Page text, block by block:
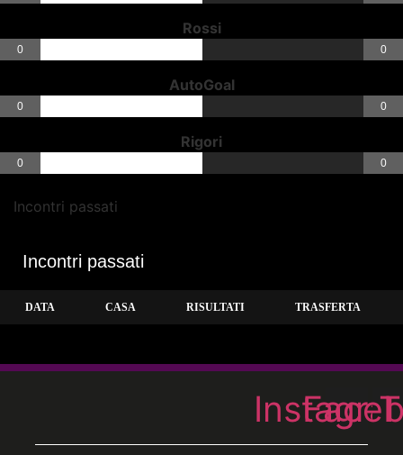
Rossi
0 0
AutoGoal
0 0
Rigori
0 0
Incontri passati
Incontri passati
DATA CASA RISULTATI TRASFERTA